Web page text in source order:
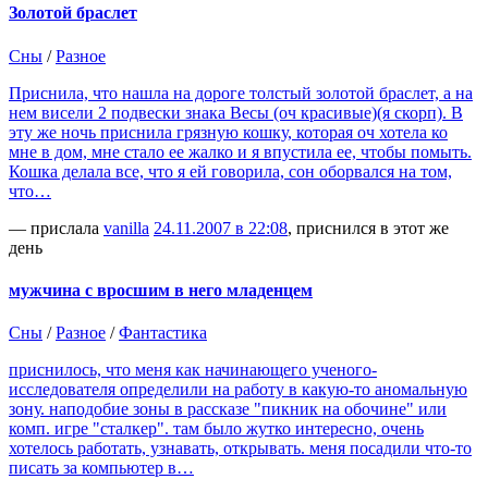
Золотой браслет
Сны /Разное
Приснила, что нашла на дороге толстый золотой браслет, а на
нем висели 2 подвески знака Весы (оч красивые)(я скорп). В
эту же ночь приснила грязную кошку, которая оч хотела ко
мне в дом, мне стало ее жалко и я впустила ее, чтобы помыть.
Кошка делала все, что я ей говорила, сон оборвался на том,
что…
— прислала vanilla 24.11.2007 в 22:08, приснился в этот же
день
мужчина с вросшим в него младенцем
Сны /Разное /Фантастика
приснилось, что меня как начинающего ученого-
исследователя определили на работу в какую-то аномальную
зону. наподобие зоны в рассказе "пикник на обочине" или
комп. игре "сталкер". там было жутко интересно, очень
хотелось работать, узнавать, открывать. меня посадили что-то
писать за компьютер в…